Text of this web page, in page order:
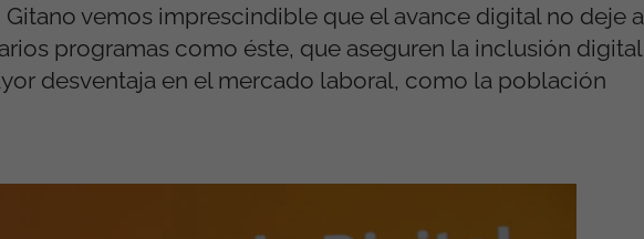
vemos imprescindible que el avance digital no deje a
programas como éste, que aseguren la inclusión digital
desventaja en el mercado laboral, como la población